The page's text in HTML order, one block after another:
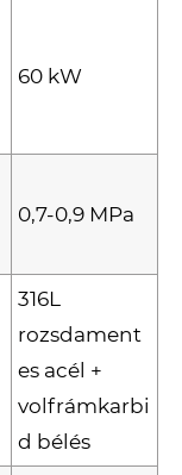
60 kW
0,7-0,9 MPa
316L
rozsdament
es acél +
volfrámkarbi
d bélés